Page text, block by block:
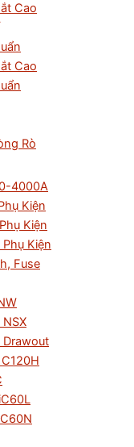
Cao
Cao
Rò
4000A
Kiện
Kiện
Kiện
Fuse
Drawout